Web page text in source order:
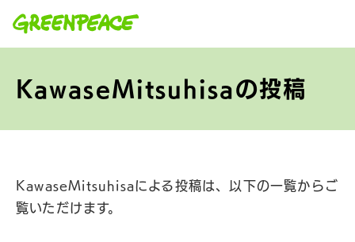
KawaseMitsuhisaの投稿
KawaseMitsuhisaによる投稿は、以下の一覧からご
覧いただけます。